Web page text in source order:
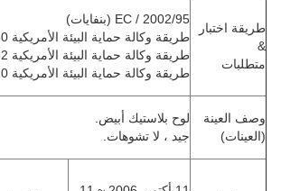
طريقة اختبار
&
متطلبات
2002/95 / EC (بنفايات)
طريقة وكالة حماية البيئة الأمريكية 3050 ب ،
طريقة وكالة حماية البيئة الأمريكية 3052 ،
طريقة وكالة حماية البيئة الأمريكية 6010 ب
وصف العينة
(العينات)
لوح بلاستيك أبيض.
جيد ، لا تشوهات.